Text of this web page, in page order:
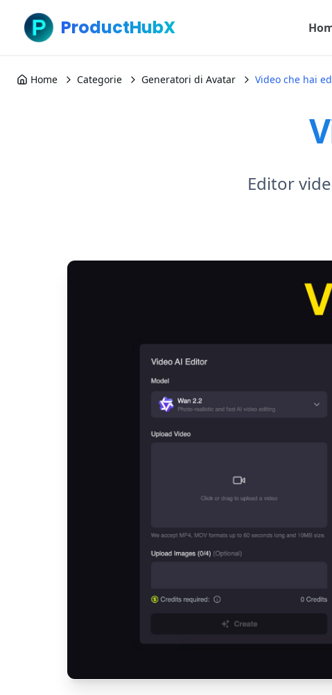
ProductHubX
Home Categorie Generatori di Avatar Video che hai
Editor